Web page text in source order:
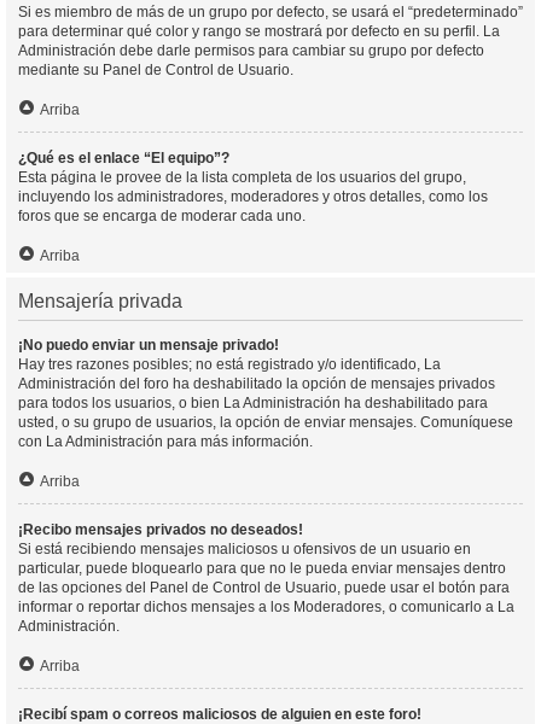
Si es miembro de más de un grupo por defecto, se usará el “predeterminado”
para determinar qué color y rango se mostrará por defecto en su perfil. La
Administración debe darle permisos para cambiar su grupo por defecto
mediante su Panel de Control de Usuario.
Arriba
¿Qué es el enlace “El equipo”?
Esta página le provee de la lista completa de los usuarios del grupo,
incluyendo los administradores, moderadores y otros detalles, como los
foros que se encarga de moderar cada uno.
Arriba
Mensajería privada
¡No puedo enviar un mensaje privado!
Hay tres razones posibles; no está registrado y/o identificado, La
Administración del foro ha deshabilitado la opción de mensajes privados
para todos los usuarios, o bien La Administración ha deshabilitado para
usted, o su grupo de usuarios, la opción de enviar mensajes. Comuníquese
con La Administración para más información.
Arriba
¡Recibo mensajes privados no deseados!
Si está recibiendo mensajes maliciosos u ofensivos de un usuario en
particular, puede bloquearlo para que no le pueda enviar mensajes dentro
de las opciones del Panel de Control de Usuario, puede usar el botón para
informar o reportar dichos mensajes a los Moderadores, o comunicarlo a La
Administración.
Arriba
¡Recibí spam o correos maliciosos de alguien en este foro!